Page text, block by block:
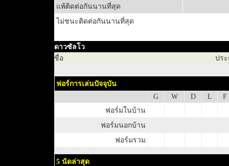
แพ้ติดต่อกันนานที่สุด
ไม่ชนะติดต่อกันนานที่สุด
ดาวซัลโว
ชื่อ
ปร
ฟอร์การเล่นปัจจุบัน
G
W D L
F
ฟอร์มในบ้าน
ฟอร์มนอกบ้าน
ฟอร์มรวม
5 นัดล่าสุด